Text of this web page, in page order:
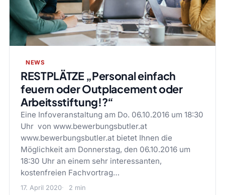
NEWS
RESTPLÄTZE „Personal einfach
feuern oder Outplacement oder
Arbeitsstiftung!?“
Eine Infoveranstaltung am Do. 06.10.2016 um 18:30
Uhr von www.bewerbungsbutler.at
www.bewerbungsbutler.at bietet Ihnen die
Möglichkeit am Donnerstag, den 06.10.2016 um
18:30 Uhr an einem sehr interessanten,
kostenfreien Fachvortrag…
17. April 2020 2 min